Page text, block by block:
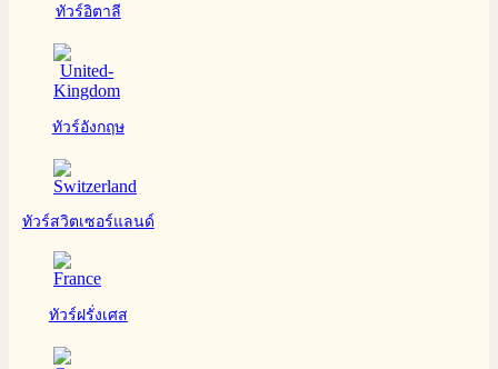
ทัวร์อิตาลี
ทัวร์อังกฤษ
ทัวร์สวิตเซอร์แลนด์
ทัวร์ฝรั่งเศส